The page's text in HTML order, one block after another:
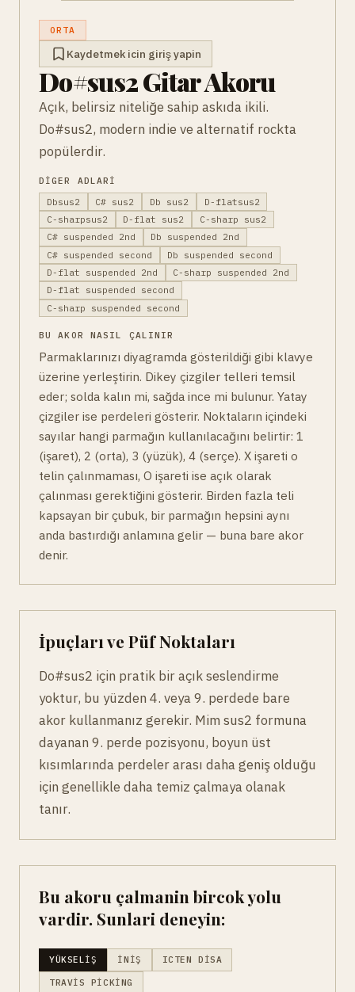
ORTA
Kaydetmek icin giriş yapin
Do#sus2 Gitar Akoru
Açık, belirsiz niteliğe sahip askıda ikili.
Do#sus2, modern indie ve alternatif rockta
popülerdir.
DIGER ADLARI
Dbsus2
C# sus2 Db sus2
D-flatsus2
C-sharpsus2
D-flat sus2
C-sharp sus2
C# suspended 2nd
Db suspended 2nd
C# suspended second
Db suspended second
D-flat suspended 2nd
C-sharp suspended 2nd
D-flat suspended second
C-sharp suspended second
BU AKOR NASIL ÇALINIR
Parmaklarınızı diyagramda gösterildiği gibi klavye
üzerine yerleştirin. Dikey çizgiler telleri temsil
eder; solda kalın mi, sağda ince mi bulunur. Yatay
çizgiler ise perdeleri gösterir. Noktaların içindeki
sayılar hangi parmağın kullanılacağını belirtir: 1
(işaret), 2 (orta), 3 (yüzük), 4 (serçe). X işareti o
telin çalınmaması, O işareti ise açık olarak
çalınması gerektiğini gösterir. Birden fazla teli
kapsayan bir çubuk, bir parmağın hepsini aynı
anda bastırdığı anlamına gelir — buna bare akor
denir.
İpuçları ve Püf Noktaları
Do#sus2 için pratik bir açık seslendirme
yoktur, bu yüzden 4. veya 9. perdede bare
akor kullanmanız gerekir. Mim sus2 formuna
dayanan 9. perde pozisyonu, boyun üst
kısımlarında perdeler arası daha geniş olduğu
için genellikle daha temiz çalmaya olanak
tanır.
Bu akoru çalmanin bircok yolu
vardir. Sunlari deneyin:
YÜKSELIŞ İNIŞ ICTEN DISA
TRAVIS PICKING